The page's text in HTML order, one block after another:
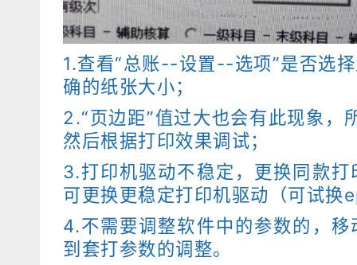
1.查看“总账--设置--选项”是否选
确的纸张大小；
2.“页边距”值过大也会有此现象，
然后根据打印效果调试；
3.打印机驱动不稳定，更换同款
可更换更稳定打印机驱动（可试
4.不需要调整软件中的参数的，
到套打参数的调整。